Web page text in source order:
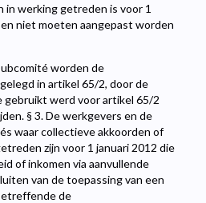
werking getreden is voor 1
niet moeten aangepast worden
worden de
in artikel 65/2, door de
gebruikt werd voor artikel 65/2
§ 3. De werkgevers en de
waar collectieve akkoorden of
zijn voor 1 januari 2012 die
of inkomen via aanvullende
van de toepassing van een
de